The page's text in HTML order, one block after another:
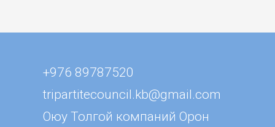
+976 89787520
tripartitecouncil.kb@gmail.com
Оюу Толгой компаний Орон